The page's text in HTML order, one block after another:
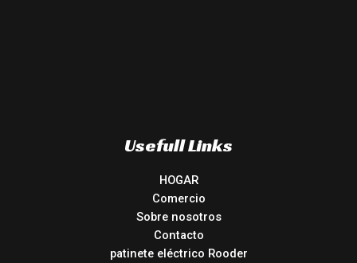
Usefull Links
HOGAR
Comercio
Sobre nosotros
Contacto
patinete eléctrico Rooder